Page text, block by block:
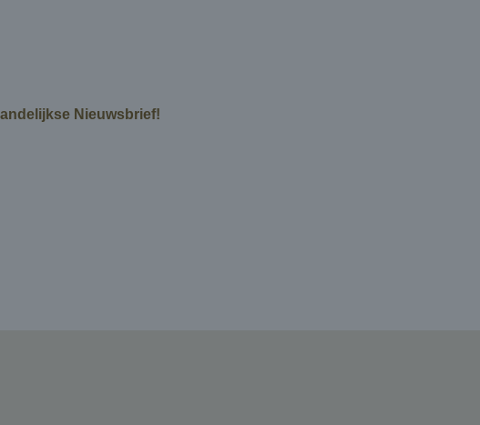
Nieuwsbrief!